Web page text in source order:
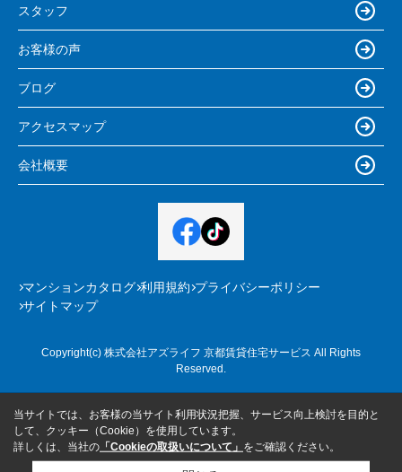
スタッフ
お客様の声
ブログ
アクセスマップ
会社概要
マンションカタログ 利用規約 プライバシーポリシー
サイトマップ
Copyright(c) 株式会社アズライフ 京都賃貸住宅サービス All Rights
Reserved.
当サイトでは、お客様の当サイト利用状況把握、サービス向上検討を目的と
して、クッキー（Cookie）を使用しています。
詳しくは、当社の 「Cookieの取扱いについて」 をご確認ください。